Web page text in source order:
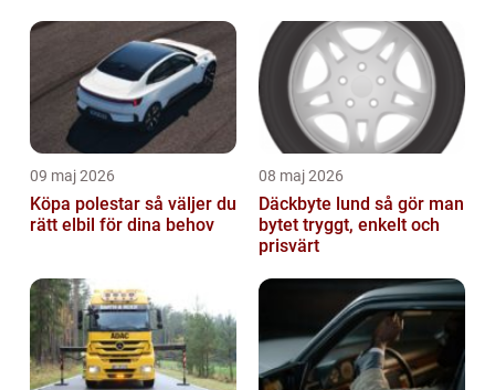
09 maj 2026
Köpa polestar så väljer du
rätt elbil för dina behov
08 maj 2026
Däckbyte lund så gör man
bytet tryggt, enkelt och
prisvärt